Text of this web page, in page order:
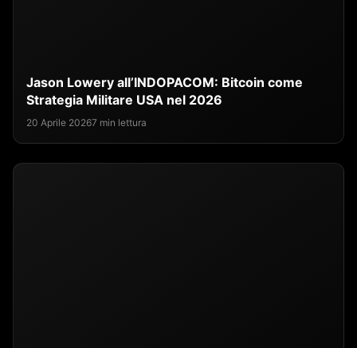
Jason Lowery all’INDOPACOM: Bitcoin come
Strategia Militare USA nel 2026
20 Aprile 20267 min lettura